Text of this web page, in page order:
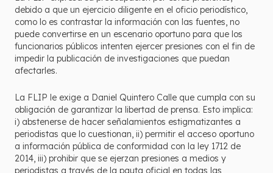
debido a que un ejercicio diligente en el oficio periodístico,
como lo es contrastar la información con las fuentes, no
puede convertirse en un escenario oportuno para que los
funcionarios públicos intenten ejercer presiones con el fin de
impedir la publicación de investigaciones que puedan
afectarles.
La FLIP le exige a Daniel Quintero Calle que cumpla con su
obligación de garantizar la libertad de prensa. Esto implica:
i) abstenerse de hacer señalamientos estigmatizantes a
periodistas que lo cuestionan, ii) permitir el acceso oportuno
a información pública de conformidad con la ley 1712 de
2014, iii) prohibir que se ejerzan presiones a medios y
periodistas a través de la pauta oficial en todas las